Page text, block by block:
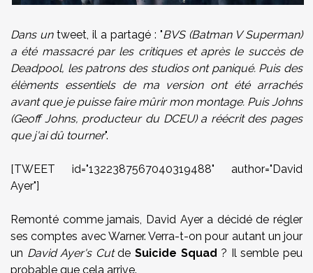
Dans untweet, il a partagé : "BVS (Batman V Superman)
a été massacré par les critiques et après le succès de
Deadpool, les patrons des studios ont paniqué. Puis des
élèments essentiels de ma version ont été arrachés
avant que je puisse faire mûrir mon montage. Puis Johns
(Geoff Johns, producteur du DCEU) a réécrit des pages
que j'ai dû tourner".
[TWEET id="1322387567040319488" author="David
Ayer"]
Remonté comme jamais, David Ayer a décidé de régler
ses comptes avec Warner. Verra-t-on pour autant un jour
un David Ayer's CutdeSuicide Squad ? Il semble peu
probable que cela arrive.